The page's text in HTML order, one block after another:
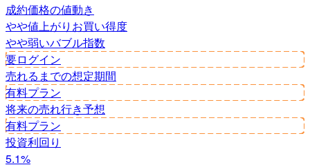
成約価格の値動き
やや値上がり お買い得度
やや弱いバブル指数
要ログイン
売れるまでの想定期間
有料プラン
将来の売れ行き予想
有料プラン
投資利回り
5.1%